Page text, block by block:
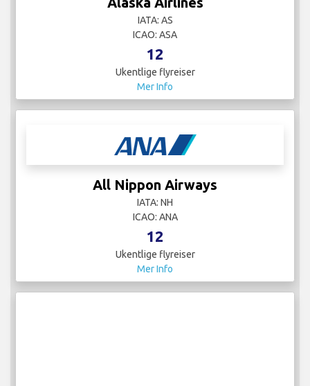
IATA: AS
ICAO: ASA
12
Ukentlige flyreiser
Mer Info
All Nippon Airways
IATA: NH
ICAO: ANA
12
Ukentlige flyreiser
Mer Info